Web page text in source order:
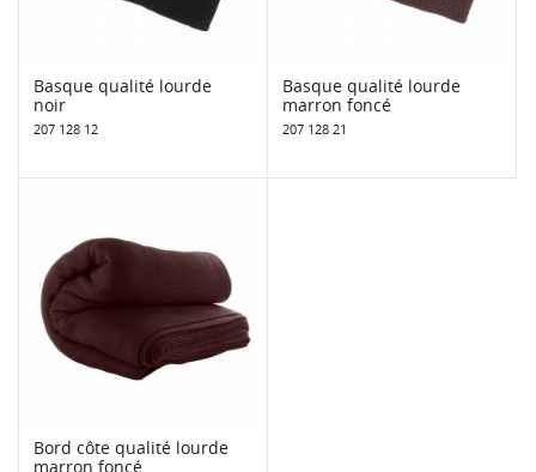
Basque qualité lourde
noir
207 128 12
Basque qualité lourde
marron foncé
207 128 21
Bord côte qualité lourde
marron foncé